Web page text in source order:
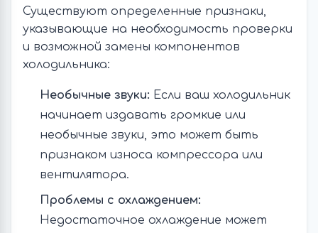
Существуют определенные признаки,
указывающие на необходимость проверки
и возможной замены компонентов
холодильника:
Необычные звуки: Если ваш холодильник
начинает издавать громкие или
необычные звуки, это может быть
признаком износа компрессора или
вентилятора.
Проблемы с охлаждением:
Недостаточное охлаждение может